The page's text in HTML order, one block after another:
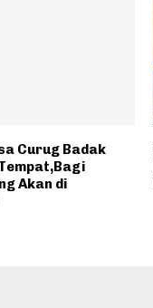
Curug Badak
Akan di